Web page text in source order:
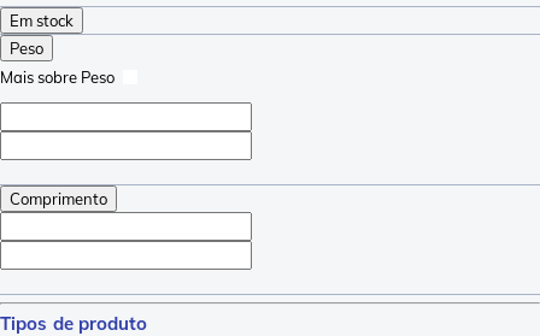
Em stock
Peso
Mais sobre Peso
Comprimento
Tipos de produto